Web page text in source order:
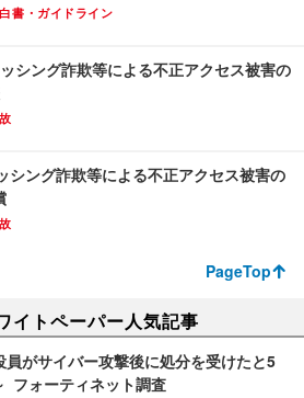
書・ガイドライン
シング詐欺等による不正アクセス被害の
シング詐欺等による不正アクセス被害の
PageTop
イトペーパー人気記事
員がサイバー攻撃後に処分を受けたと5
フォーティネット調査